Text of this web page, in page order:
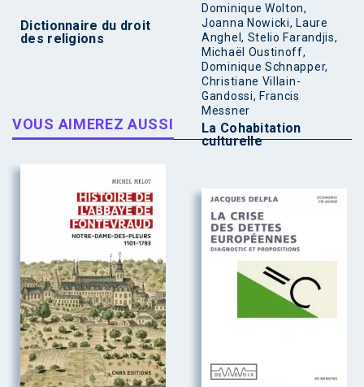
Dictionnaire du droit
des religions
Dominique Wolton,
Joanna Nowicki, Laure
Anghel, Stelio Farandjis,
Michaël Oustinoff,
Dominique Schnapper,
Christiane Villain-
Gandossi, Francis
Messner
La Cohabitation
culturelle
VOUS AIMEREZ AUSSI